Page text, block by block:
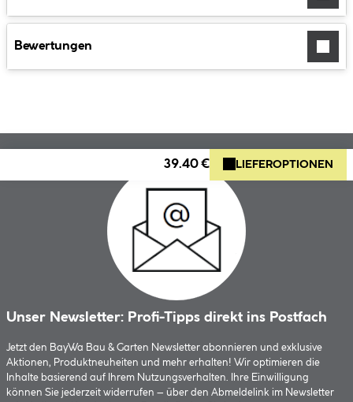
Bewertungen
39.40 € LIEFEROPTIONEN
Unser Newsletter: Profi-Tipps direkt ins Postfach
Jetzt den BayWa Bau & Garten Newsletter abonnieren und exklusive
Aktionen, Produktneuheiten und mehr erhalten! Wir optimieren die
Inhalte basierend auf Ihrem Nutzungsverhalten. Ihre Einwilligung
können Sie jederzeit widerrufen – über den Abmeldelink im Newsletter